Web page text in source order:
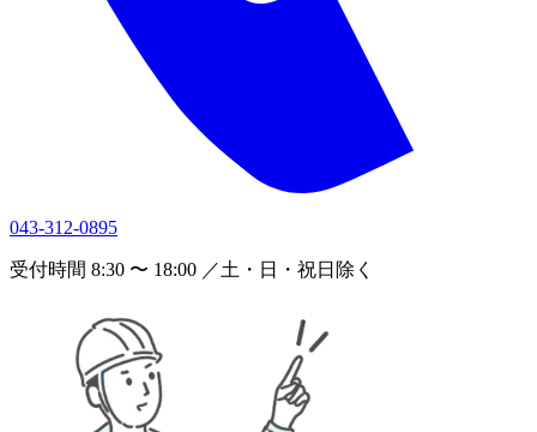
043-312-0895
受付時間 8:30 〜 18:00 ／土・日・祝日除く